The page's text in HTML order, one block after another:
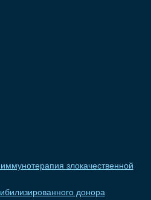
злокачественной
донора